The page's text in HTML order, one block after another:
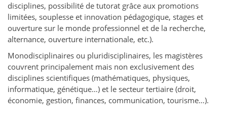
disciplines, possibilité de tutorat grâce aux promotions
limitées, souplesse et innovation pédagogique, stages et
ouverture sur le monde professionnel et de la recherche,
alternance, ouverture internationale, etc.).
Monodisciplinaires ou pluridisciplinaires, les magistères
couvrent principalement mais non exclusivement des
disciplines scientifiques (mathématiques, physiques,
informatique, génétique…) et le secteur tertiaire (droit,
économie, gestion, finances, communication, tourisme…).